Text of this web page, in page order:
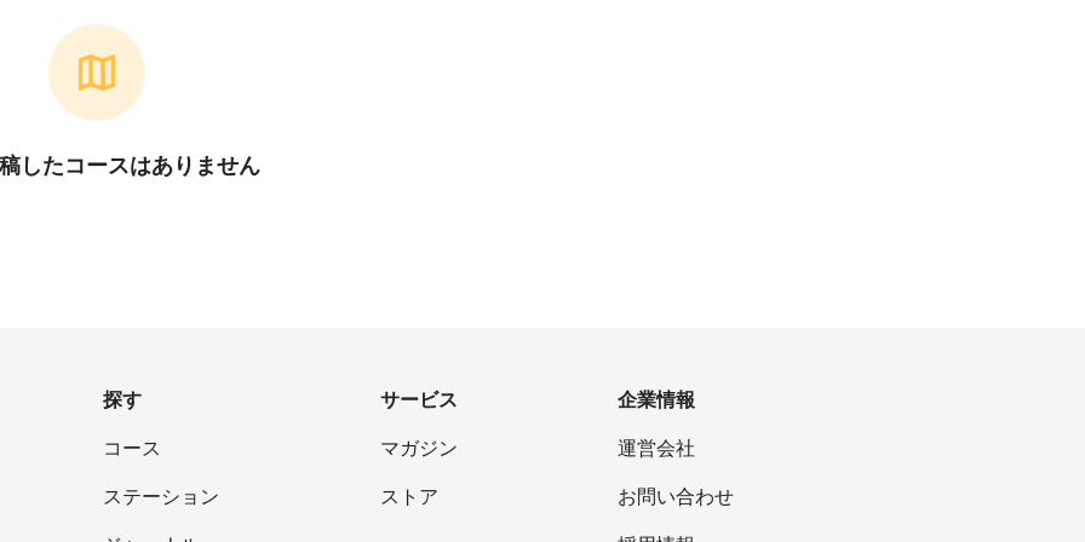
したコースはありません
探す
コース
ステーション
サービス
マガジン
ストア
企業情報
運営会社
お問い合わせ